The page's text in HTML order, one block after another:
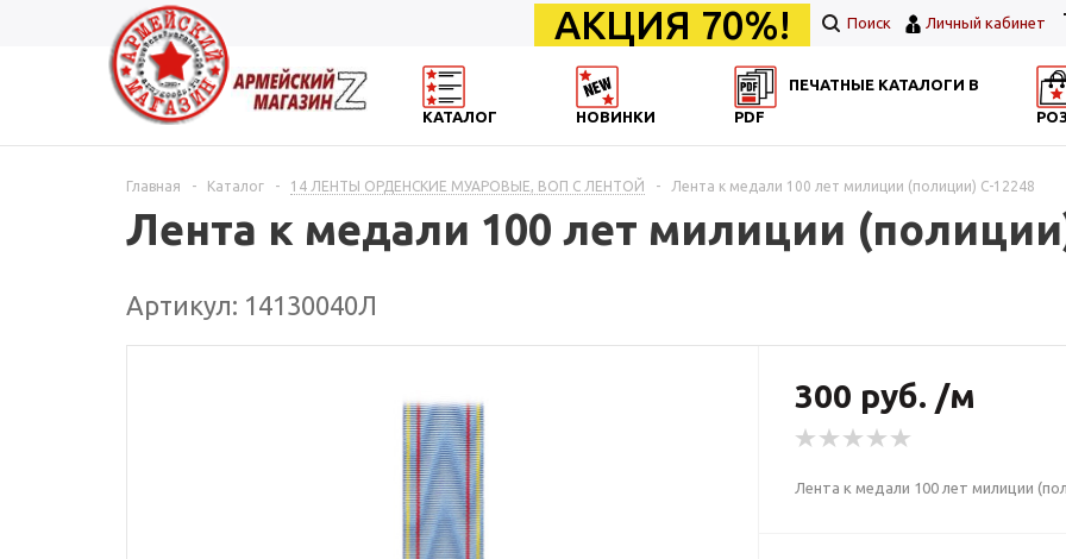
АКЦИЯ 70%! Поиск Личный кабинет
КАТАЛОГ НОВИНКИ
ПЕЧАТНЫЕ КАТАЛОГИ В
PDF
Главная - Каталог - 14 ЛЕНТЫ ОРДЕНСКИЕ МУАРОВЫЕ, ВОП С ЛЕНТОЙ - Лента к медали 100 лет милиции (полиции) С-12248
Лента к медали 100 лет милиции
Артикул: 14130040Л
300 руб. /м
Лента к медали 100 лет милиции